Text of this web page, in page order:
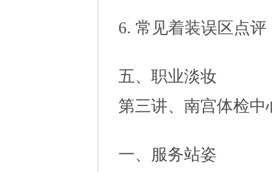
6. 常见着装误区点评
五、职业淡妆
第三讲、南宫体检中
一、服务站姿